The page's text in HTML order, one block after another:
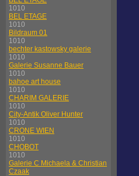
1010
BEL ETAGE
1010
Bildraum 01
1010
bechter kastowsky galerie
1010
Galerie Susanne Bauer
1010
bahoe art house
1010
CHARIM GALERIE
1010
City-Antik Oliver Hunter
1010
CRONE WIEN
1010
CHOBOT
1010
Galerie C Michaela & Christian
Czaak